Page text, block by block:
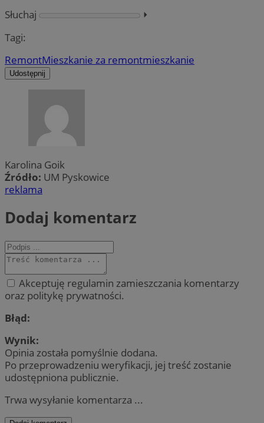
Słuchaj
⏵︎
Tagi:
RemontMieszkanie za remontmieszkanie
Udostępnij
Karolina Goik
Źródło: UM Pyskowice
reklama
Dodaj komentarz
Akceptuję regulamin zamieszczania komentarzy
oraz politykę prywatności.
Błąd:
Wynik:
Opinia została pomyślnie dodana.
Po przeprowadzeniu weryfikacji, jej treść zostanie
udostępniona publicznie.
Trwa wysyłanie komentarza ...